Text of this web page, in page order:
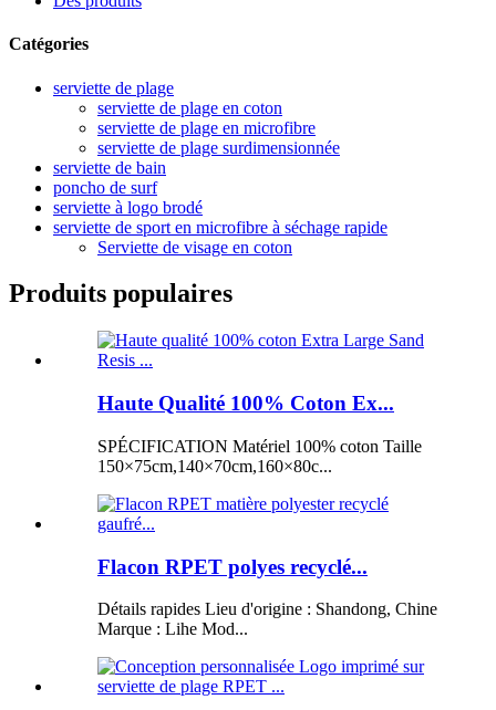
Catégories
serviette de plage
serviette de plage en coton
serviette de plage en microfibre
serviette de plage surdimensionnée
serviette de bain
poncho de surf
serviette à logo brodé
serviette de sport en microfibre à séchage rapide
Serviette de visage en coton
Produits populaires
Haute Qualité 100% Coton Ex...
SPÉCIFICATION Matériel 100% coton Taille
150×75cm,140×70cm,160×80c...
Flacon RPET polyes recyclé...
Détails rapides Lieu d'origine : Shandong, Chine
Marque : Lihe Mod...